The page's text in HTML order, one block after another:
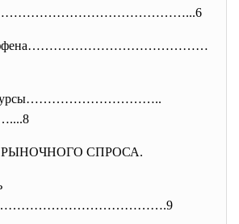
Гиффена……………………………………
.8
РЫНОЧНОГО СПРОСА.